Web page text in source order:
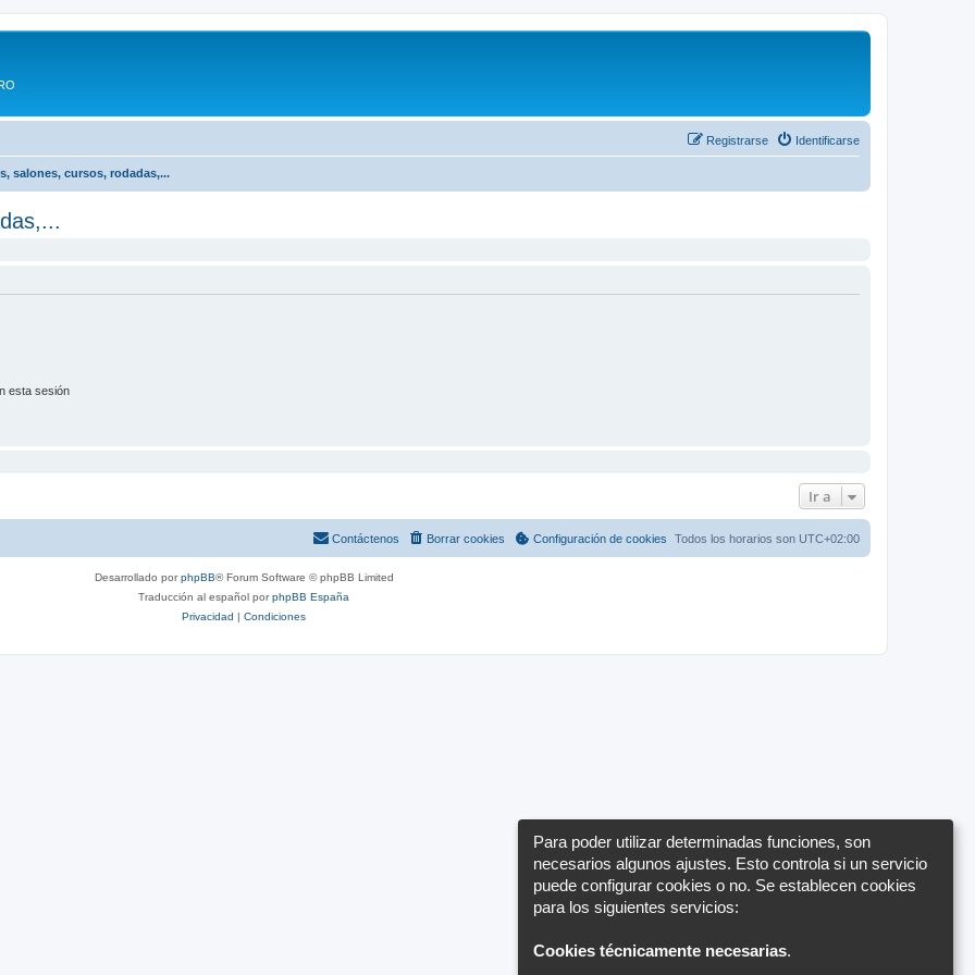
Identificarse
Registrarse
salones, cursos, rodadas,...
esta sesión
Ir a
Todos los horarios son UTC+02:00
Configuración de cookies
Borrar cookies
Contáctenos
Desarrollado porphpBB® Forum Software © phpBB Limited
Traducción al español porphpBB España
Privacidad | Condiciones
Para poder utilizar determinadas funciones, son
necesarios algunos ajustes. Esto controla si un servicio
puede configurar cookies o no. Se establecen cookies
para los siguientes servicios:
Cookies técnicamente necesarias.